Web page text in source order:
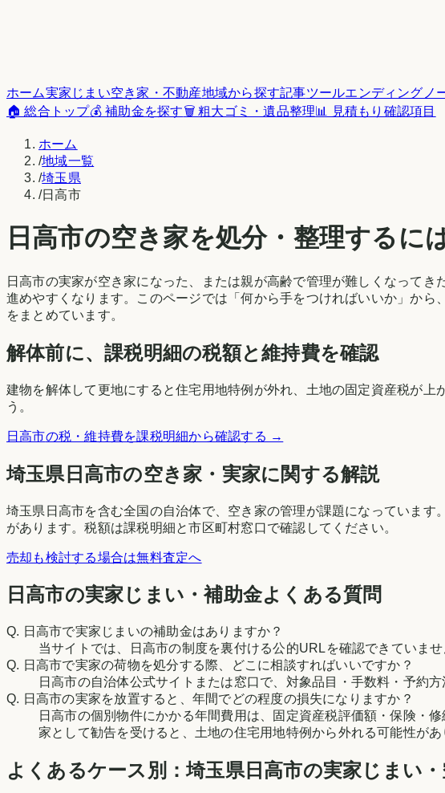
ホーム実家じまい空き家・不動産地域から探す記事ツールエンディングノ
🏠 総合トップ💰 補助金を探す🗑️ 粗大ゴミ・遺品整理📊 見積もり確認項目
ホーム
/地域一覧
/埼玉県
/日高市
日高市の空き家を処分・整理するに
日高市の実家が空き家になった、または親が高齢で管理が難しくなって
進めやすくなります。このページでは「何から手をつければいいか」から
をまとめています。
解体前に、課税明細の税額と維持費を確認
建物を解体して更地にすると住宅用地特例が外れ、土地の固定資産税が上
う。
日高市の税・維持費を課税明細から確認する →
埼玉県日高市の空き家・実家に関する解説
埼玉県日高市を含む全国の自治体で、空き家の管理が課題になっていま
があります。税額は課税明細と市区町村窓口で確認してください。
売却も検討する場合は無料査定へ
日高市の実家じまい・補助金よくある質問
Q. 日高市で実家じまいの補助金はありますか？
当サイトでは、日高市の制度を裏付ける公的URLを確認できていま
Q. 日高市で実家の荷物を処分する際、どこに相談すればいいですか？
日高市の自治体公式サイトまたは窓口で、対象品目・手数料・予約
Q. 日高市の実家を放置すると、年間でどの程度の損失になりますか？
日高市の個別物件にかかる年間費用は、固定資産税評価額・保険・
家として勧告を受けると、土地の住宅用地特例から外れる可能性があ
よくあるケース別：埼玉県日高市の実家じまい